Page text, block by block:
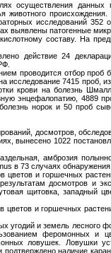
осуществления данных
животного
исследований 352
выявлены патогенные
составу. На
действие 24
проводится отбор проб
7415 проб, из
крови на болезнь
энцефалопатию, 4889
норок и 50 проб
досмотров,
вынесено 1022
амброзия
в 73 случаях обнаружения.
и горшечных
досмотров и
щитовка, западный
и горшечных
угодий и земель лесного
феромонных и
ловушек. Ловушки
наличие